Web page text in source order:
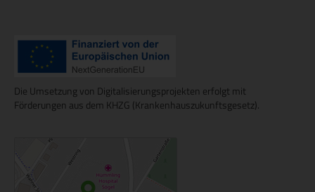
Die Umsetzung von Digitalisierungsprojekten erfolgt mit
Förderungen aus dem KHZG (Krankenhauszukunftsgesetz).